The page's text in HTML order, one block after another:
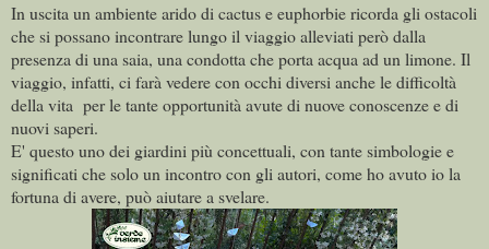
In uscita un ambiente arido di cactus e euphorbie ricorda gli ostacoli
che si possano incontrare lungo il viaggio alleviati però dalla
presenza di una saia, una condotta che porta acqua ad un limone. Il
viaggio, infatti, ci farà vedere con occhi diversi anche le difficoltà
della vita per le tante opportunità avute di nuove conoscenze e di
nuovi saperi.
E' questo uno dei giardini più concettuali, con tante simbologie e
significati che solo un incontro con gli autori, come ho avuto io la
fortuna di avere, può aiutare a svelare.